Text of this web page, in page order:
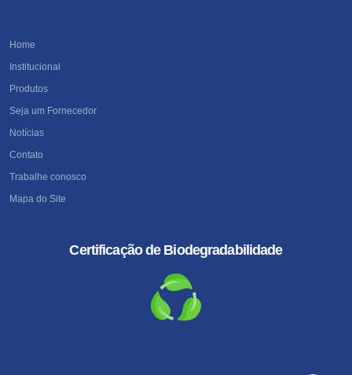
Home
Institucional
Produtos
Seja um Fornecedor
Notícias
Contato
Trabalhe conosco
Mapa do Site
Certificação de Biodegradabilidade